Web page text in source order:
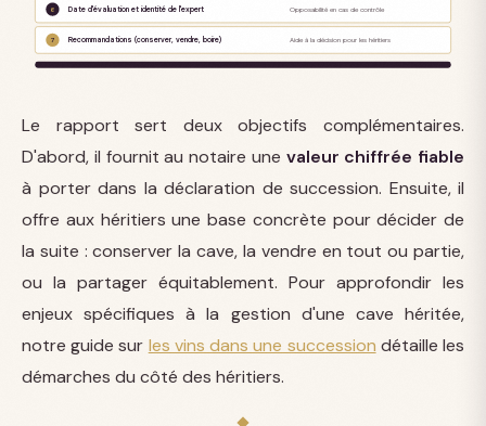
6 Date d'évaluation et identité de l'expert Opposabilité en cas de contrôle
7 Recommandations (conserver, vendre, boire) Aide à la décision pour les héritiers
Le rapport sert deux objectifs complémentaires.
D'abord, il fournit au notaire une valeur chiffrée fiable
à porter dans la déclaration de succession. Ensuite, il
offre aux héritiers une base concrète pour décider de
la suite : conserver la cave, la vendre en tout ou partie,
ou la partager équitablement. Pour approfondir les
enjeux spécifiques à la gestion d'une cave héritée,
notre guide sur les vins dans une succession détaille les
démarches du côté des héritiers.